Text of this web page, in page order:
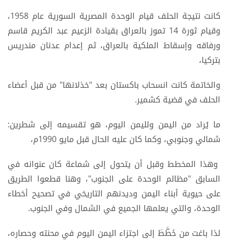
كانت نتيجة الحلف قيام الوحدة المصرية السورية عام 1958،
وقيام ثورة 14 تموز بالعراق بقيادة الزعيم عبد الكريم قاسم
ورفاقه وإسقاط الملكية بالعراق، ثم إعدام عدنان مندريس
بتركيا،
والخاتمة كانت انسحاب باكستان بعد "خذلانها" من قبل أعضاء
الحلف في قضية كشمير.
ما يُراد من اليمن ولليمن اليوم، هو تقسيمه إلى شطرين:
شمالي وجنوبي، وكما كان عليه الحال قبل مايو 1990م،
وهذا المخطط وقبل أن يتحول إلى شماعة كان عنوانه في
السابق "مظالم الوحدة على الجنوب"، وهنا قطعوا الطريق
على حيوية أبناء اليمن وديدنهم التاريخي في تصحيح أخطاء
الوحدة، والتي يعلمها الجميع في الشمال وفي الجنوب.
لذا باغت من خَطَّطَ إلى اجتزاء اليمن اليوم في محنته وحصاره،